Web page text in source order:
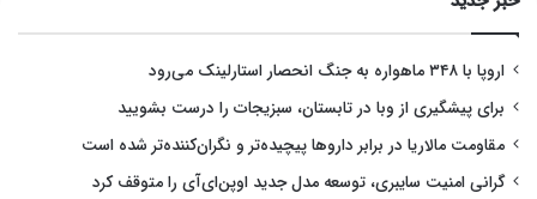
اروپا با ۳۴۸ ماهواره به جنگ انحصار استارلینک می‌رود
برای پیشگیری از وبا در تابستان، سبزیجات را درست بشویید
مقاومت مالاریا در برابر داروها پیچیده‌تر و نگران‌کننده‌تر شده است
گرانی امنیت سایبری، توسعه مدل جدید اوپن‌ای‌آی را متوقف کرد